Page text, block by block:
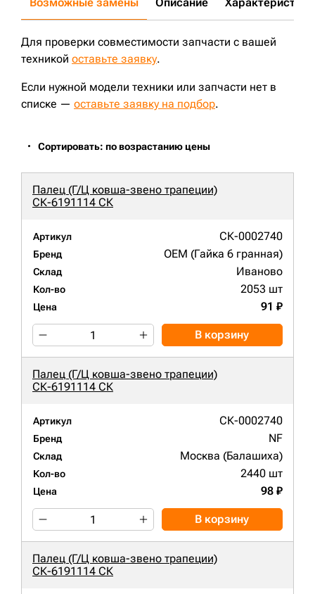
D85A-12;D85A-18;PD220Y-1; SD16L;SK250LC-6;
CAT324D;PC210LC-8;PC220LC-7;CX160;CX210B;CX225;
JS200L;JS200LC;JS200SC;JS220;JS220SC;JS260NLC;
CAT325BL;CAT325CL;CAT325L;CAT325C;JS330NLC;
JS300LC;JS300;R250LC-9;D65PX-12;
EC210LC;CAT325BLN;
JS210LC;PC180LC;PC210LC-7;DX210W;S220LC-V;
D65EX-16;
R210LC-3;
R220LC-9;R250LC-3;CX180;850J;PR724LGP;
Для проверки совместимости запчасти с вашей
техникой оставьте заявку.
Если нужной модели техники или запчасти нет в
списке — оставьте заявку на подбор.
Сортировать: по возрастанию цены
Палец (Г/Ц ковша-звено трапеции)
СК-6191114 СК
Артикул СК-0002740
Бренд OEM (Гайка 6 гранная)
Склад Иваново
Кол-во 2053 шт
Цена 91 ₽
В корзину
Палец (Г/Ц ковша-звено трапеции)
СК-6191114 СК
Артикул СК-0002740
Бренд NF
Склад Москва (Балашиха)
Кол-во 2440 шт
Цена 98 ₽
В корзину
Палец (Г/Ц ковша-звено трапеции)
СК-6191114 СК